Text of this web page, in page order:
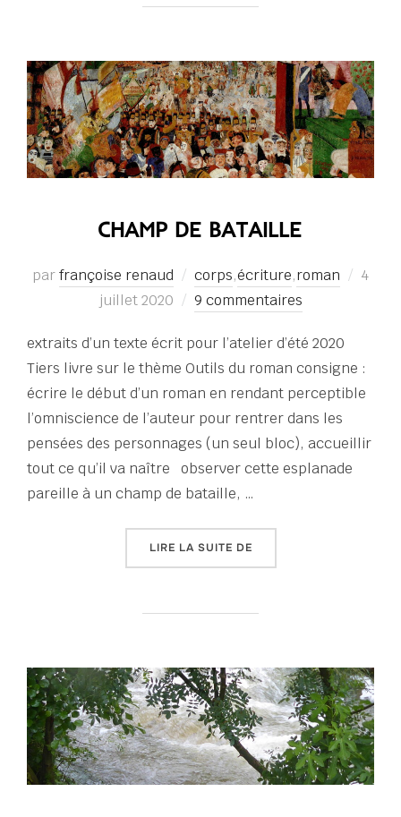
CHAMP DE BATAILLE
parfrançoise renaud corps,écriture,roman
4
juillet 2020
9 commentaires
extraits d’un texte écrit pour l’atelier d’été 2020
Tiers livre sur le thème Outils du roman consigne :
écrire le début d’un roman en rendant perceptible
l’omniscience de l’auteur pour rentrer dans les
pensées des personnages (un seul bloc), accueillir
tout ce qu’il va naître observer cette esplanade
pareille à un champ de bataille, …
LIRE LA SUITE DE« CHAMP DE BATAILLE »